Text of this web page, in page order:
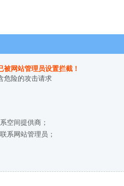
网站管理员设置拦截！
危险的攻击请求
空间提供商；
系网站管理员；